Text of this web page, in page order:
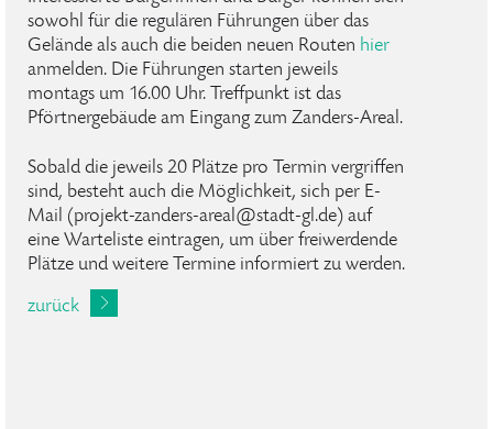
sowohl für die regulären Führungen über das
Gelände als auch die beiden neuen Routen hier
anmelden. Die Führungen starten jeweils
montags um 16.00 Uhr. Treffpunkt ist das
Pförtnergebäude am Eingang zum Zanders-Areal.
Sobald die jeweils 20 Plätze pro Termin vergriffen
sind, besteht auch die Möglichkeit, sich per E-
Mail (projekt-zanders-areal@stadt-gl.de) auf
eine Warteliste eintragen, um über freiwerdende
Plätze und weitere Termine informiert zu werden.
zurück